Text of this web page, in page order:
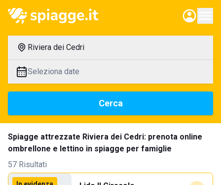
Riviera dei Cedri
Seleziona date
Cerca
Spiagge attrezzate Riviera dei Cedri: prenota online
ombrellone e lettino in spiagge per famiglie
57 Risultati